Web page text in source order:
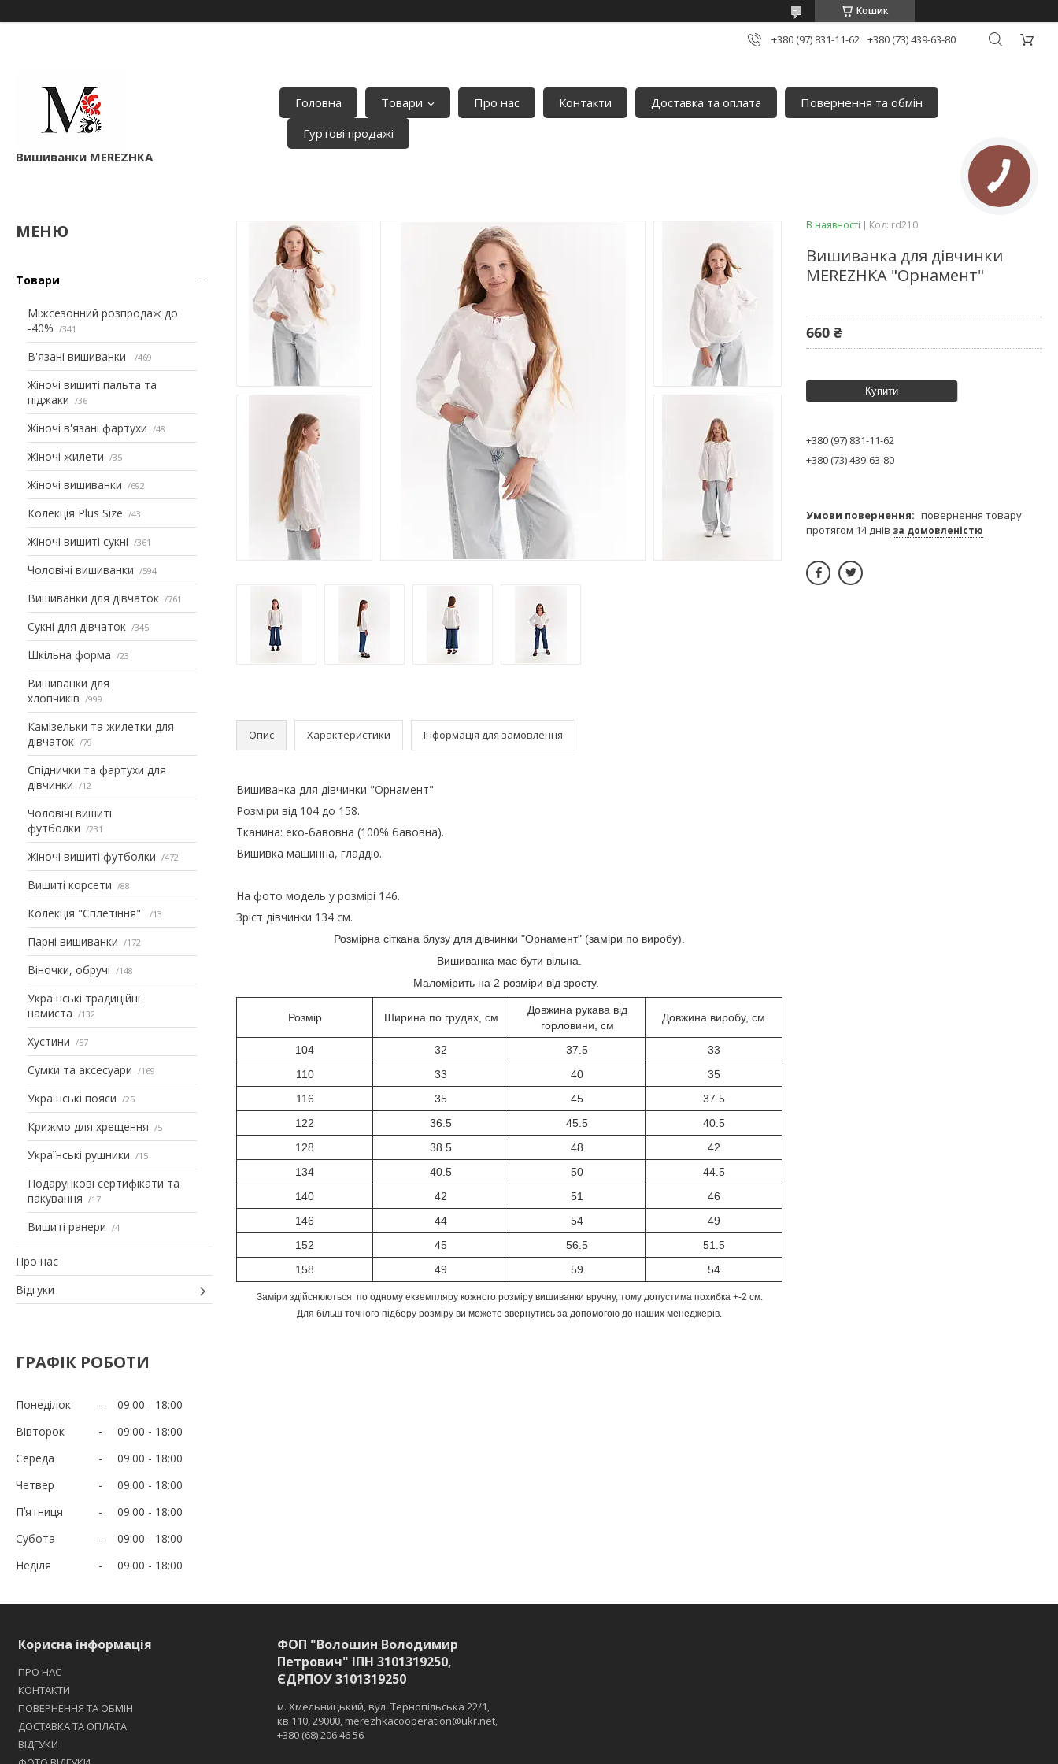
Кошик
+380 (97) 831-11-62 +380 (73) 439-63-80
Вишиванки MEREZHKA
Головна Товари Про нас Контакти Доставка та оплата
Повернення та обмін
Гуртові продажі
Товари
Міжсезонний розпродаж до
-40%
341
В'язані вишиванки 469
Жіночі вишиті пальта та
піджаки
36
Жіночі в'язані фартухи 48
Жіночі жилети 35
Жіночі вишиванки 692
Колекція Plus Size 43
Жіночі вишиті сукні 361
Чоловічі вишиванки 594
Вишиванки для дівчаток 761
Сукні для дівчаток 345
Шкільна форма 23
Вишиванки для
хлопчиків
999
Камізельки та жилетки для
дівчаток
79
Спіднички та фартухи для
дівчинки
12
Чоловічі вишиті
футболки
231
Жіночі вишиті футболки 472
Вишиті корсети 88
Колекція "Сплетіння" 13
Парні вишиванки 172
Віночки, обручі 148
Українські традиційні
намиста
132
Хустини 57
Сумки та аксесуари 169
Українські пояси 25
Крижмо для хрещення 5
Українські рушники 15
Подарункові сертифікати та
пакування
17
Вишиті ранери 4
Про нас
Відгуки
ГРАФІК РОБОТИ
Понеділок 09:00
18:00
Вівторок
09:00
18:00
Середа
09:00
18:00
Четвер
09:00
18:00
Пʼятниця
09:00
18:00
Субота
09:00
18:00
Неділя
09:00 18:00
Опис Характеристики Інформація для замовлення
Вишиванка для дівчинки "Орнамент"
Розміри від 104 до 158.
Тканина: еко-бавовна (100% бавовна).
Вишивка машинна, гладдю.
На фото модель у розмірі 146.
Зріст дівчинки 134 см.
Розмірна сіткана блузу для дівчинки "Орнамент" (заміри по виробу).
Вишиванка має бути вільна.
Маломірить на 2 розміри від зросту.
Розмір Ширина по грудях, см
Довжина рукава від
горловини, см
Довжина виробу, см
104 32 37.5
33
110
33 40
35
116
35 45
37.5
122
36.5 45.5
40.5
128
38.5 48
42
134
40.5 50
44.5
140
42 51
46
146
44 54
49
152
45 56.5
51.5
158
49 59 54
Заміри здійснюються по одному екземпляру кожного розміру вишиванки вручну, тому допустима похибка +-2 см.
Для більш точного підбору розміру ви можете звернутись за допомогою до наших менеджерів.
В наявності Код: rd210
Вишиванка для дівчинки
MEREZHKA "Орнамент"
660 ₴
Купити
+380 (97) 831-11-62
+380 (73) 439-63-80
повернення товару
протягом 14 днів за домовленістю
Корисна інформація
ПРО НАС
КОНТАКТИ
ПОВЕРНЕННЯ ТА ОБМІН
ДОСТАВКА ТА ОПЛАТА
ВІДГУКИ
ФОП "Волошин Володимир
Петрович" ІПН 3101319250,
ЄДРПОУ 3101319250
м. Хмельницький, вул. Тернопільська 22/1,
кв.110, 29000, merezhkacooperation@ukr.net,
+380 (68) 206 46 56